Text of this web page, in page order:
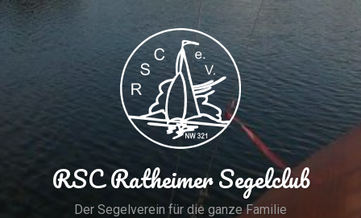
Skip
to
content
Search
RSC Ratheimer Segelclub
Der Segelverein für die ganze Familie